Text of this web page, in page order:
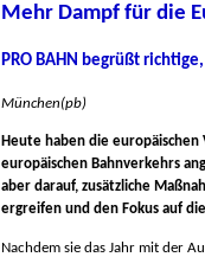
Mehr Dampf für die
PRO BAHN begrüßt
München(pb)
Heute haben die
europäischen Bahnverkehrs
aber darauf, zusätzliche
ergreifen und den Fokus auf
Nachdem sie das Jahr mit der